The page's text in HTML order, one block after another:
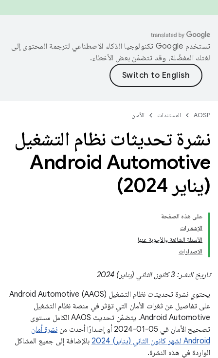
تستخدم Google تكنولوجيا الذكاء الاصطناعي لترجمة المحتوى إلى
لغتك المفضّلة، وقد تتضمّن بعض الأخطاء.
AOSP المستندات الأمان
نشرة تحديثات نظام التشغيل
(يناير 2024)
على هذه الصفحة
الإشعارات
الأسئلة الشائعة والأجوبة عنها
الإصدارات
تاريخ النشر: 3 كانون الثاني (يناير) 2024
يحتوي نشرة تحديثات نظام التشغيل Android Automotive (AAOS)
على تفاصيل عن ثغرات الأمان التي تؤثر في منصة نظام التشغيل
Android Automotive. يتضمّن تحديث AAOS الكامل مستوى
تصحيح الأمان في 05‏-01‏-2024 أو إصدارًا أحدث من
نشرة أمان
Android لشهر كانون الثاني (يناير) 2024
بالإضافة إلى جميع المشاكل
الواردة في هذه النشرة.